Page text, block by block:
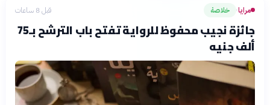
مرايا› خلاصة قبل 8 ساعات
جائزة نجيب محفوظ للرواية تفتح باب الترشح بـ75
ألف جنيه